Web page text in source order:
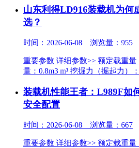
山东利得LD916装载机为何
选？
时间：2026-06-08 浏览量：955
重要参数 详细参数>> 额定载重量
量：0.8m3 m³ 挖掘力（掘起力）
装载机性能王者：L989F如
安全配置
时间：2026-06-08 浏览量：667
重要参数 详细参数>> 额定载重量